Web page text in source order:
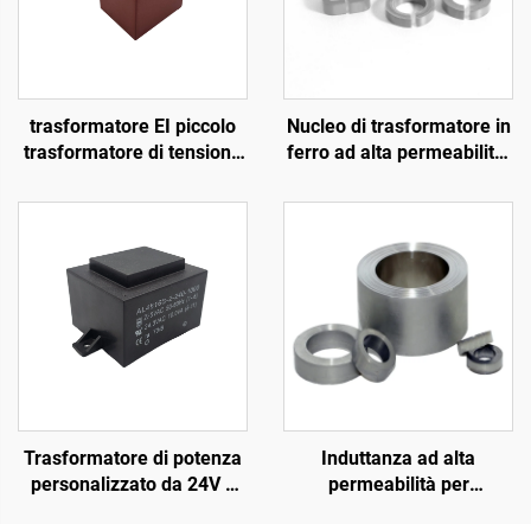
trasformatore EI piccolo
trasformatore di tensione
incapsulato 220V 230V
24V trasformatore di
corrente PCB
Nucleo di trasformatore in
ferro ad alta permeabilità,
magnetico morbido con
perdita, con ingresso 110
V e uscita 380 V
Trasformatore di potenza
personalizzato da 24V a
Induttanza ad alta
permeabilità per